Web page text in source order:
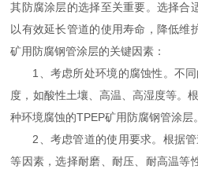
其防腐涂层的选择至关重要。选择合
以有效延长管道的使用寿命，降低维
矿用防腐钢管涂层的关键因素：
1、考虑所处环境的腐蚀性。不
度，如酸性土壤、高温、高湿度等。
种环境腐蚀的TPEP矿用防腐钢管涂层。
2、考虑管道的使用要求。根据
等因素，选择耐磨、耐压、耐高温等